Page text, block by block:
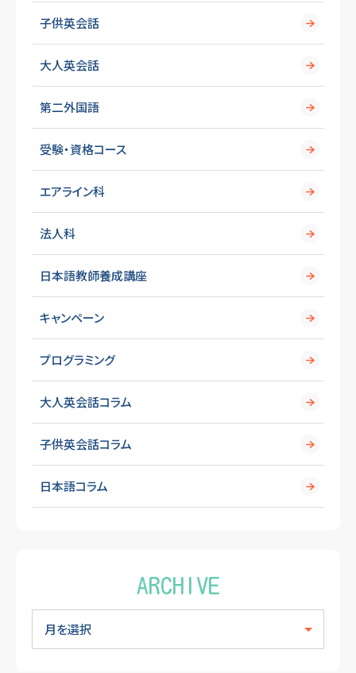
子供英会話
大人英会話
第二外国語
受験・資格コース
エアライン科
法人科
日本語教師養成講座
キャンペーン
プログラミング
大人英会話コラム
子供英会話コラム
日本語コラム
ARCHIVE